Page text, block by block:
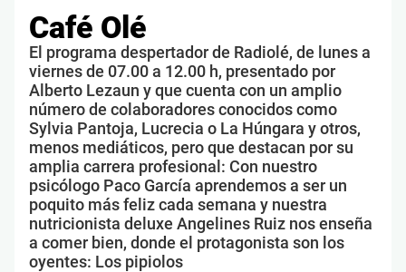
Café Olé
El programa despertador de Radiolé, de lunes a
viernes de 07.00 a 12.00 h, presentado por
Alberto Lezaun y que cuenta con un amplio
número de colaboradores conocidos como
Sylvia Pantoja, Lucrecia o La Húngara y otros,
menos mediáticos, pero que destacan por su
amplia carrera profesional: Con nuestro
psicólogo Paco García aprendemos a ser un
poquito más feliz cada semana y nuestra
nutricionista deluxe Angelines Ruiz nos enseña
a comer bien, donde el protagonista son los
oyentes: Los pipiolos